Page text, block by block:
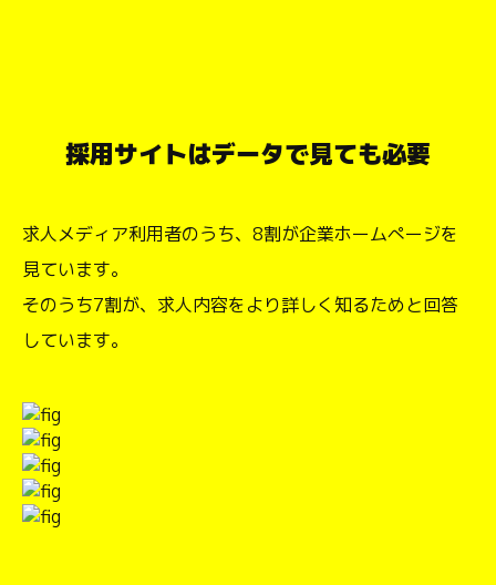
採用サイトはデータで見ても必要
求人メディア利用者のうち、8割が企業ホームぺージを
見ています。
そのうち7割が、求人内容をより詳しく知るためと回答
しています。